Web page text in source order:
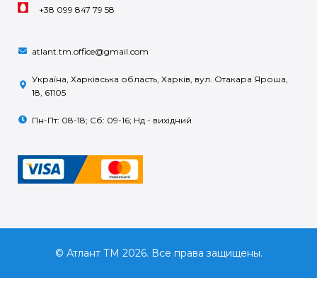
+38 099 847 79 58
atlant.tm.office@gmail.com
Україна, Харківська область, Харків, вул. Отакара Яроша,
18, 61105
Пн-Пт: 08-18; Сб: 09-16; Нд - вихідний
© Атлант ТМ 2026. Все права защищены.